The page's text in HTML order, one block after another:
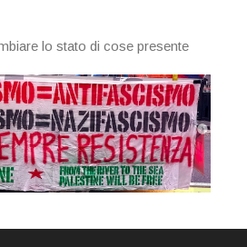
lo stato di cose presente